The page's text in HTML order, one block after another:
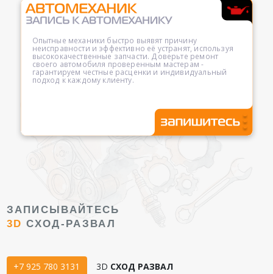
Опытные механики быстро выявят причину
неисправности и эффективно её устранят, используя
высококачественные запчасти. Доверьте ремонт
своего автомобиля проверенным мастерам -
гарантируем честные расценки и индивидуальный
подход к каждому клиенту.
ЗАПИСЫВАЙТЕСЬ
3D СХОД-РАЗВАЛ
+7 925 780 3131 3D СХОД РАЗВАЛ